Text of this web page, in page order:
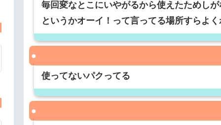
毎回変なとこにいやがるから使えたためしが
というかオーイ！って言ってる場所すらよ
使ってないパクってる